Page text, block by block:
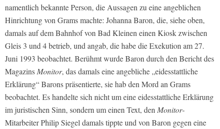
namentlich bekannte Person, die Aussagen zu eine angeblichen
Hinrichtung von Grams machte: Johanna Baron, die, siehe oben,
damals auf dem Bahnhof von Bad Kleinen einen Kiosk zwischen
Gleis 3 und 4 betrieb, und angab, die habe die Exekution am 27.
Juni 1993 beobachtet. Berühmt wurde Baron durch den Bericht des
Magazins Monitor, das damals eine angebliche „eidesstattliche
Erklärung“ Barons präsentierte, sie hab den Mord an Grams
beobachtet. Es handelte sich nicht um eine eidesstattliche Erklärung
im juristischen Sinn, sondern um einen Text, den Monitor-
Mitarbeiter Philip Siegel damals tippte und von Baron gegen eine